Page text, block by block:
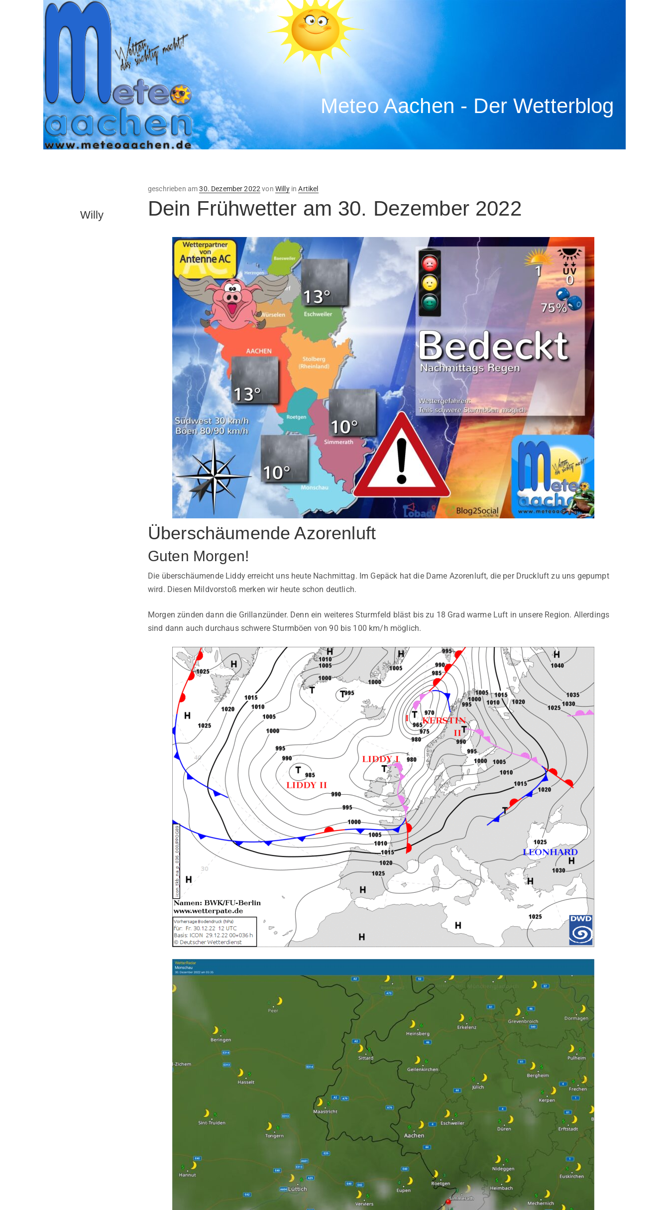
Meteo Aachen - Der Wetterblog
Willy
geschrieben amVeröffentlicht
am
30. Dezember 2022 von WillyinArtikel
Dein Frühwetter am 30. Dezember 2022
Überschäumende Azorenluft
Guten Morgen!
Die überschäumende Liddy erreicht uns heute Nachmittag. Im Gepäck hat die Dame Azorenluft, die per Druckluft zu uns gepumpt
wird. Diesen Mildvorstoß merken wir heute schon deutlich.
Morgen zünden dann die Grillanzünder. Denn ein weiteres Sturmfeld bläst bis zu 18 Grad warme Luft in unsere Region. Allerdings
sind dann auch durchaus schwere Sturmböen von 90 bis 100 km/h möglich.